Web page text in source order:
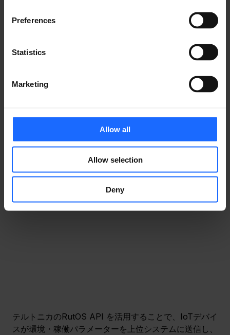
Preferences
Statistics
Marketing
Allow all
Allow selection
Deny
アント一覧を取得し、「
」などへ送信
特定エリアへの進入時アラート、電波強度やデバイス状
時接続されたフリート運用を実現します。
同一のインターフェースで、HVACシステム、電力メー
ター、その他のオートメーション機器との統合が可能
で、監視・遠隔制御・データ交換を実現します。
テルトニカのRutOS API を活用することで、IoTデバイ
スが環境・稼働パラメーターを上位システムに送信し、